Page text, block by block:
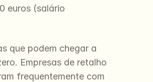
euros (salário
que podem chegar a
Empresas de retalho
frequentemente com